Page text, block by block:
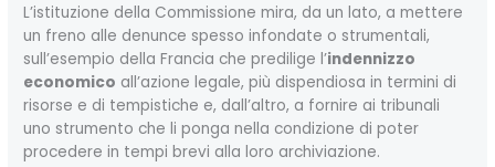
L’istituzione della Commissione mira, da un lato, a mettere
un freno alle denunce spesso infondate o strumentali,
sull’esempio della Francia che predilige l’indennizzo
economico all’azione legale, più dispendiosa in termini di
risorse e di tempistiche e, dall’altro, a fornire ai tribunali
uno strumento che li ponga nella condizione di poter
procedere in tempi brevi alla loro archiviazione.